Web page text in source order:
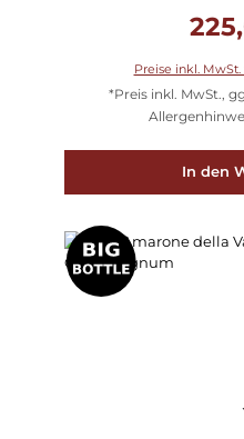
Preise inkl.
*Preis inkl. MwSt.,
In den